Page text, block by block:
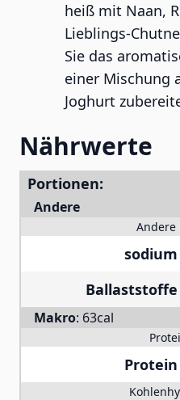
heiß mit Naan,
Lieblings-
Sie das
einer Mischung
Joghurt
Nährwerte
Portionen:
Andere
Andere
sodium
Ballaststoffe
Makro: 63cal
Protein